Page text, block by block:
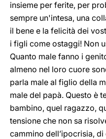
insieme per ferite, per
sempre un'intesa, una
il bene e la felicità dei
i figli come ostaggi! Non
Quanto male fanno i
almeno nel loro cuore
parla male al figlio della
male del papà. Questo è
bambino, quel ragazzo,
tensione che non sa
cammino dell’ipocrisia,